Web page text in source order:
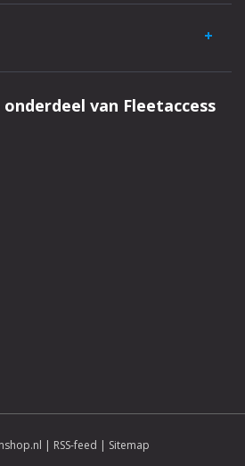
van Fleetaccess
| RSS-feed | Sitemap